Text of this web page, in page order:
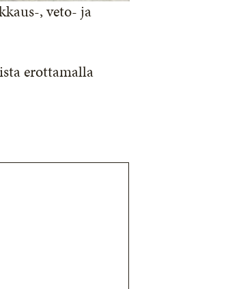
, veto- ja
erottamalla